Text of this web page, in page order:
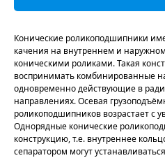
Конические роликоподшипники
качения на внутреннем и
коническими роликами. Такая
воспринимать комбинированные
одновременно действующие в
направлениях. Осевая
роликоподшипников возрастает с
Однорядные конические
конструкцию, т.е. внутреннее
сепаратором могут